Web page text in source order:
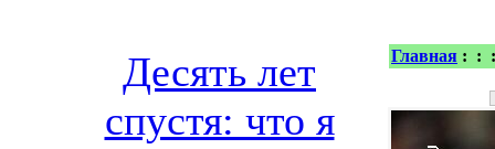
Десять лет
спустя: что я
Главная : :